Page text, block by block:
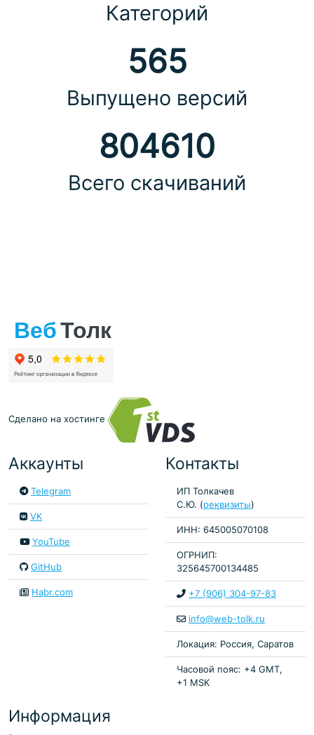
Категорий
565
Выпущено версий
804610
Всего скачиваний
Сделано на хостинге
Аккаунты
Telegram
VK
YouTube
GitHub
Habr.com
Контакты
ИП Толкачев
С.Ю. (реквизиты)
ИНН: 645005070108
ОГРНИП:
325645700134485
+7 (906) 304-97-83
info@web-tolk.ru
Локация: Россия, Саратов
Часовой пояс: +4 GMT,
+1 MSK
Информация